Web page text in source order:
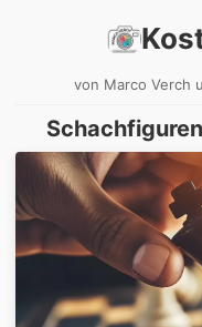
von Marco Verch